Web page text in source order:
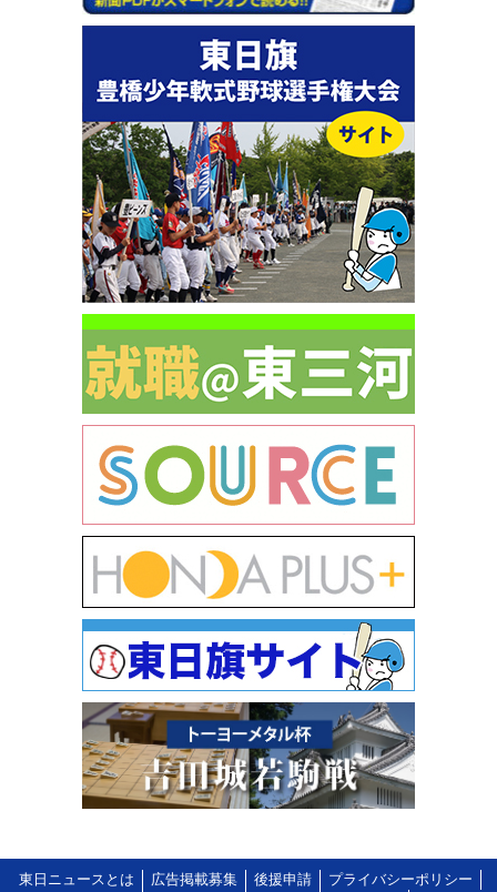
東日ニュースとは 広告掲載募集 後援申請
プライバシーポリシー